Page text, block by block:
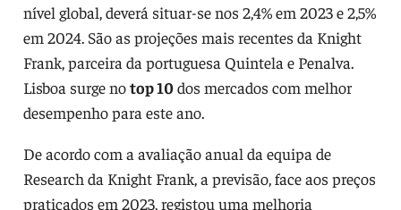
nível global, deverá situar-se nos 2,4% em 2023 e 2,5%
em 2024. São as projeções mais recentes da Knight
Frank, parceira da portuguesa Quintela e Penalva.
Lisboa surge notop 10 dos mercados com melhor
desempenho para este ano.
De acordo com a avaliação anual da equipa de
Research da Knight Frank, a previsão, face aos preços
praticados em 2023, registou uma melhoria